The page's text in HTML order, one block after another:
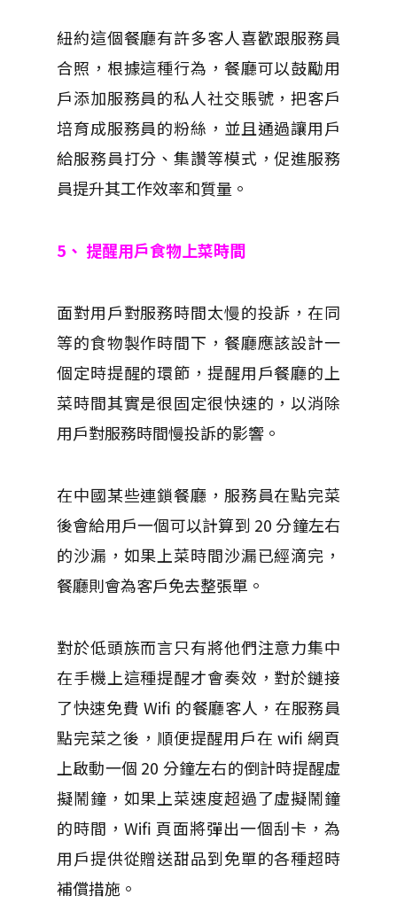
紐約這個餐廳有許多客人喜歡跟服務員
合照，根據這種行為，餐廳可以鼓勵用
戶添加服務員的私人社交賬號，把客戶
培育成服務員的粉絲，並且通過讓用戶
給服務員打分、集讚等模式，促進服務
員提升其工作效率和質量。
5、 提醒用戶食物上菜時間
面對用戶對服務時間太慢的投訴，在同
等的食物製作時間下，餐廳應該設計一
個定時提醒的環節，提醒用戶餐廳的上
菜時間其實是很固定很快速的，以消除
用戶對服務時間慢投訴的影響。
在中國某些連鎖餐廳，服務員在點完菜
後會給用戶一個可以計算到 20 分鐘左右
的沙漏，如果上菜時間沙漏已經滴完，
餐廳則會為客戶免去整張單。
對於低頭族而言只有將他們注意力集中
在手機上這種提醒才會奏效，對於鏈接
了快速免費 Wifi 的餐廳客人，在服務員
點完菜之後，順便提醒用戶在 wifi 網頁
上啟動一個 20 分鐘左右的倒計時提醒虛
擬鬧鐘，如果上菜速度超過了虛擬鬧鐘
的時間，Wifi 頁面將彈出一個刮卡，為
用戶提供從贈送甜品到免單的各種超時
補償措施。